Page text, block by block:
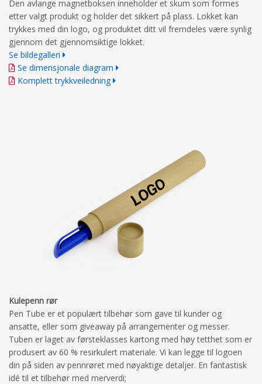
Den avlange magnetboksen inneholder et skum som formes
etter valgt produkt og holder det sikkert på plass. Lokket kan
trykkes med din logo, og produktet ditt vil fremdeles være synlig
gjennom det gjennomsiktige lokket.
Se bildegalleri
Se dimensjonale diagram
Komplett trykkveiledning
Kulepenn rør
Pen Tube er et populært tilbehør som gave til kunder og
ansatte, eller som giveaway på arrangementer og messer.
Tuben er laget av førsteklasses kartong med høy tetthet som er
produsert av 60 % resirkulert materiale. Vi kan legge til logoen
din på siden av pennrøret med nøyaktige detaljer. En fantastisk
idé til et tilbehør med merverdi;